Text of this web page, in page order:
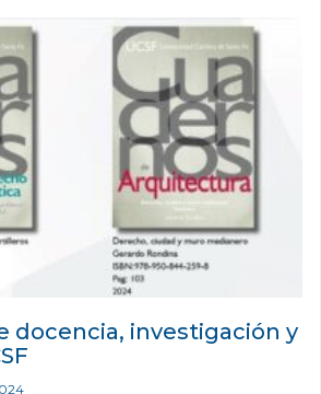
docencia, investigación y